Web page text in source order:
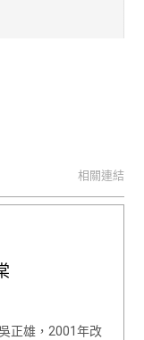
相關連結
正雄，2001年改